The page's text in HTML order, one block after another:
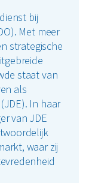
bij
Met meer
strategische
staat van
als
In haar
van JDE
waar zij